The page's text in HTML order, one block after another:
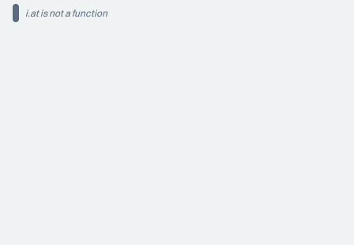
i.at is not a function